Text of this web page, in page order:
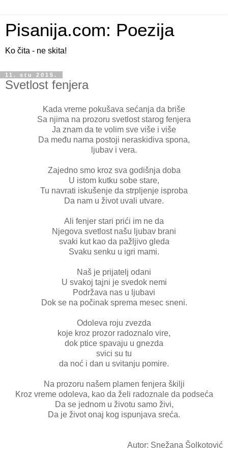
Pisanija.com: Poezija
Ko čita - ne skita!
11. stu 2015.
Svetlost fenjera
Kada vreme pokušava sećanja da briše
Sa njima na prozoru svetlost starog fenjera
Ja znam da te volim sve više i više
Da među nama postoji neraskidiva spona,
ljubav i vera.
Zajedno smo kroz sva godišnja doba
U istom kutku sobe stare,
Tu navrati iskušenje da strpljenje isproba
Da nam u život uvali utvare.
Ali fenjer stari prići im ne da
Njegova svetlost našu ljubav brani
svaki kut kao da pažljivo gleda
Svaku senku u igri mami.
Naš je prijatelj odani
U svakoj tajni je svedok nemi
Podržava nas u ljubavi
Dok se na počinak sprema mesec sneni.
Odoleva roju zvezda
koje kroz prozor radoznalo vire,
dok ptice spavaju u gnezda
svici su tu
da noć i dan u svitanju pomire.
Na prozoru našem plamen fenjera škilji
Kroz vreme odoleva, kao da želi radoznale da podseća
Da se jednom u životu samo živi,
Da je život onaj kog ispunjava sreća.
Autor: Snežana Šolkotović